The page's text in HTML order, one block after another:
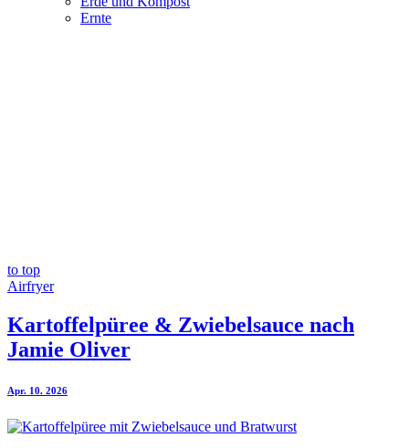
Ernte
to top
Airfryer
Kartoffelpüree & Zwiebelsauce nach
Jamie Oliver
Apr. 10. 2026